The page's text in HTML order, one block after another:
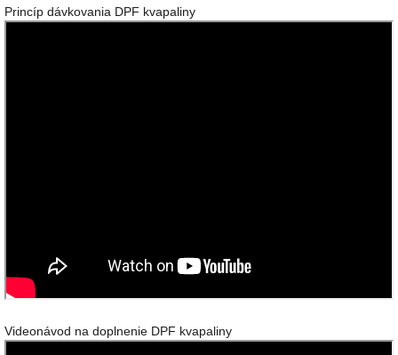
Princíp dávkovania DPF kvapaliny
Videonávod na doplnenie DPF kvapaliny